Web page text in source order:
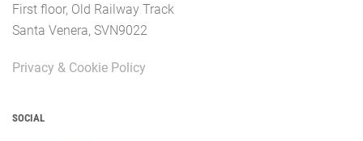
First floor, Old Railway Track
Santa Venera, SVN9022
Privacy & Cookie Policy
SOCIAL